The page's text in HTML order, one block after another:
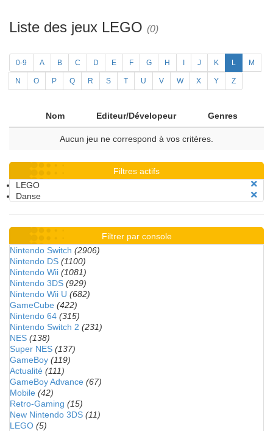
Liste des jeux LEGO (0)
0-9 A B C D E F G H J K L M
N O P Q R S T U V W X Y Z
Nom Editeur/Dévelopeur Genres
Aucun jeu ne correspond à vos critères.
Filtres actifs
LEGO
Danse
Filtrer par console
Nintendo Switch (2906)
Nintendo DS (1100)
Nintendo Wii (1081)
Nintendo 3DS (929)
Nintendo Wii U (682)
GameCube (422)
Nintendo 64 (315)
Nintendo Switch 2 (231)
NES (138)
Super NES (137)
GameBoy (119)
Actualité (111)
GameBoy Advance (67)
Mobile (42)
Retro-Gaming (15)
New Nintendo 3DS (11)
LEGO (5)